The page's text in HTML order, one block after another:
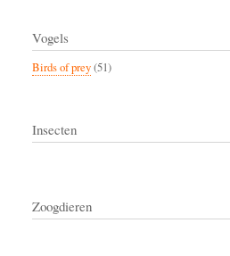
Vogels
Birds of prey(51)
Insecten
Zoogdieren